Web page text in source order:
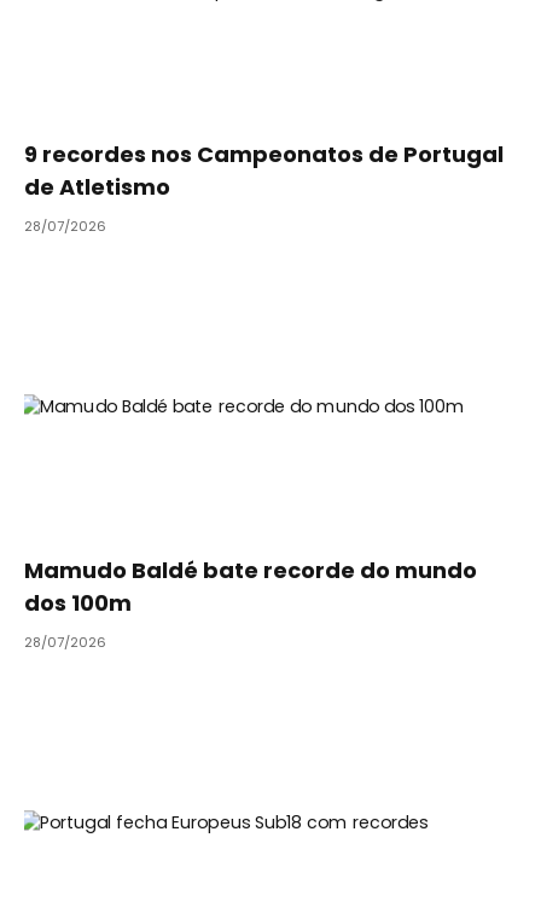
9 recordes nos Campeonatos de Portugal
de Atletismo
28/07/2026
Mamudo Baldé bate recorde do mundo
dos 100m
28/07/2026